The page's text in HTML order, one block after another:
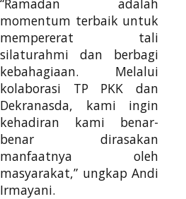
momentum terbaik untuk
mempererat tali
silaturahmi dan berbagi
kebahagiaan. Melalui
kolaborasi TP PKK dan
Dekranasda, kami ingin
kehadiran kami benar-
benar dirasakan
manfaatnya oleh
masyarakat,” ungkap Andi
Irmayani.